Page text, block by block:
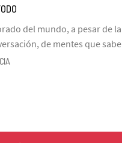
del mundo, a pesar de
de mentes que